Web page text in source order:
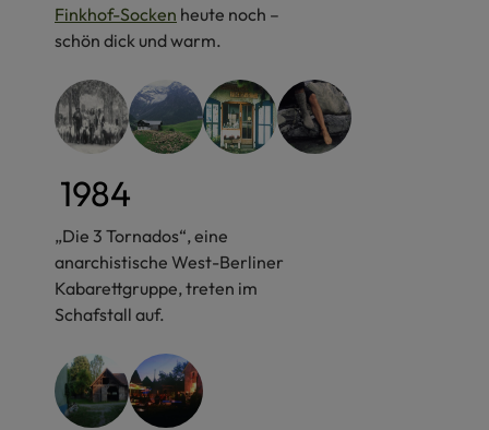
Finkhof-Socken heute noch –
schön dick und warm.
1984
„Die 3 Tornados“, eine
anarchistische West-Berliner
Kabarettgruppe, treten im
Schafstall auf.